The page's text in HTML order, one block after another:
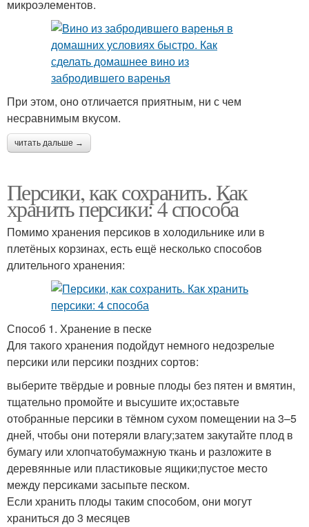
микроэлементов.
При этом, оно отличается приятным, ни с чем
несравнимым вкусом.
читать дальше →
Персики, как сохранить. Как
хранить персики: 4 способа
Помимо хранения персиков в холодильнике или в
плетёных корзинах, есть ещё несколько способов
длительного хранения:
Способ 1. Хранение в песке
Для такого хранения подойдут немного недозрелые
персики или персики поздних сортов:
выберите твёрдые и ровные плоды без пятен и вмятин,
тщательно промойте и высушите их;оставьте
отобранные персики в тёмном сухом помещении на 3–5
дней, чтобы они потеряли влагу;затем закутайте плод в
бумагу или хлопчатобумажную ткань и разложите в
деревянные или пластиковые ящики;пустое место
между персиками засыпьте песком.
Если хранить плоды таким способом, они могут
храниться до 3 месяцев